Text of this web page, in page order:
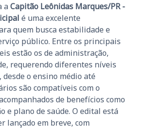
a Capitão Leônidas Marques/PR -
é uma excelente
quem busca estabilidade e
público. Entre os principais
estão os de administração,
requerendo diferentes níveis
desde o ensino médio até
são compatíveis com o
de benefícios como
e plano de saúde. O edital está
lançado em breve, com